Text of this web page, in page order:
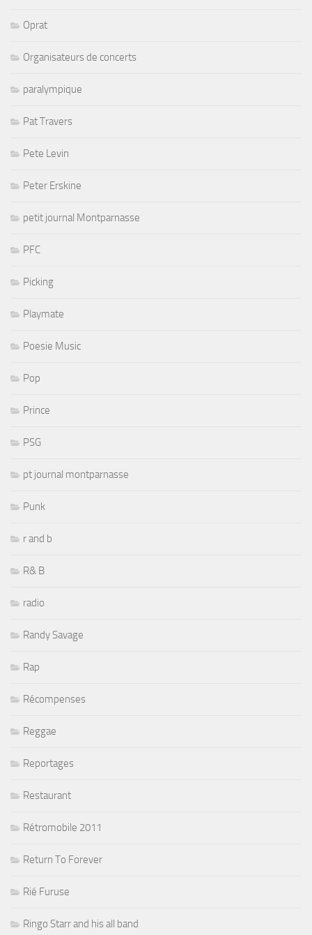
Oprat
Organisateurs de concerts
paralympique
Pat Travers
Pete Levin
Peter Erskine
petit journal Montparnasse
PFC
Picking
Playmate
Poesie Music
Pop
Prince
PSG
pt journal montparnasse
Punk
r and b
R& B
radio
Randy Savage
Rap
Récompenses
Reggae
Reportages
Restaurant
Rétromobile 2011
Return To Forever
Rié Furuse
Ringo Starr and his all band